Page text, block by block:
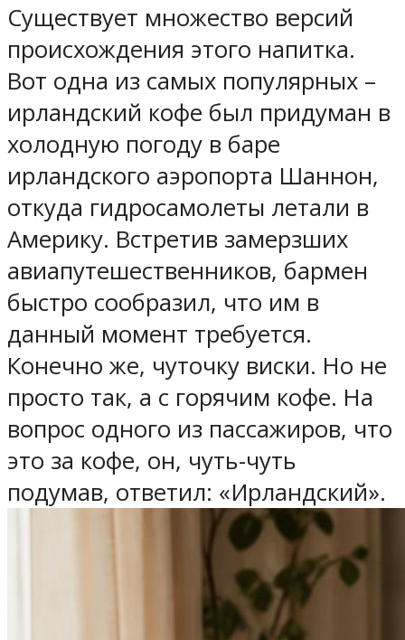
Существует множество версий
происхождения этого напитка.
Вот одна из самых популярных –
ирландский кофе был придуман в
холодную погоду в баре
ирландского аэропорта Шаннон,
откуда гидросамолеты летали в
Америку. Встретив замерзших
авиапутешественников, бармен
быстро сообразил, что им в
данный момент требуется.
Конечно же, чуточку виски. Но не
просто так, а с горячим кофе. На
вопрос одного из пассажиров, что
это за кофе, он, чуть-чуть
подумав, ответил: «Ирландский».